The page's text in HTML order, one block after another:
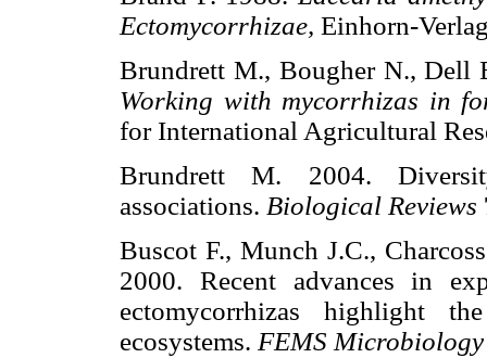
Ectomycorrhizae, Einhorn-
Brundrett M., Bougher N., Dell
Working with mycorrhizas in
for International Agricultural
Brundrett M. 2004.
associations. Biological Reviews
Buscot F., Munch J.C.,
2000. Recent advances in
ectomycorrhizas highlight
ecosystems. FEMS Microbiology